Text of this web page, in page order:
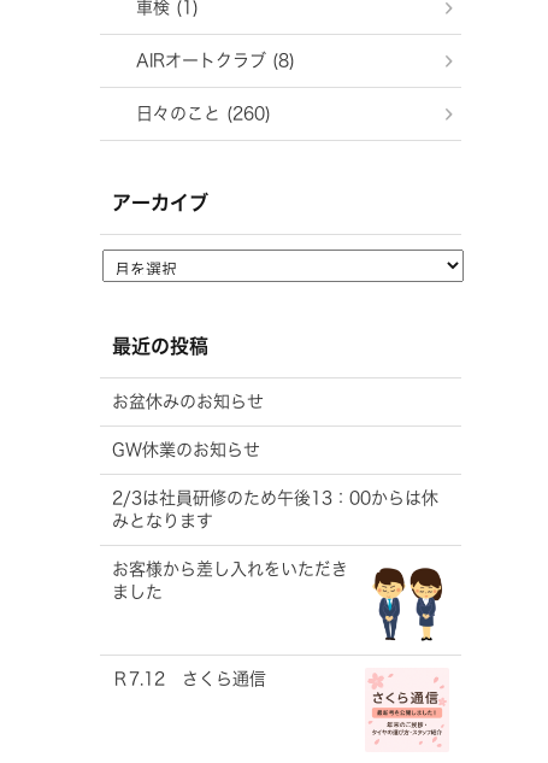
車検 (1)
AIRオートクラブ (8)
日々のこと (260)
アーカイブ
最近の投稿
お盆休みのお知らせ
GW休業のお知らせ
2/3は社員研修のため午後13：00からは休
みとなります
お客様から差し入れをいただき
ました
Ｒ7.12 さくら通信